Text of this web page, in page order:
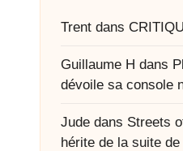
Trentdans
Guillaume H dans
dévoile sa console
Judedans Streets
hérite de la suite